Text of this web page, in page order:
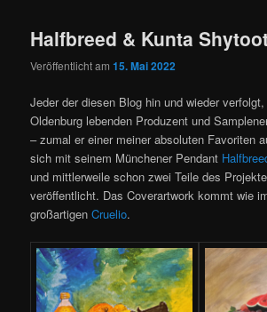
Halfbreed & Kunta
Veröffentlicht am15. Mai 2022
Jeder der diesen Blog hin und wieder
Oldenburg lebenden Produzent und
– zumal er einer meiner absoluten Favoriten
sich mit seinem Münchener Pendant
und mittlerweile schon zwei Teile des
veröffentlicht. Das Coverartwork kommt wie
großartigenCruelio.